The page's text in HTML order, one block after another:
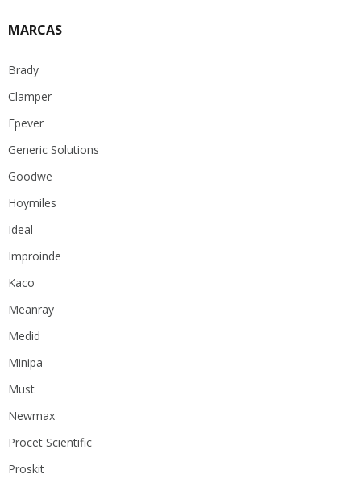
MARCAS
Brady
Clamper
Epever
Generic Solutions
Goodwe
Hoymiles
Ideal
Improinde
Kaco
Meanray
Medid
Minipa
Must
Newmax
Procet Scientific
Proskit